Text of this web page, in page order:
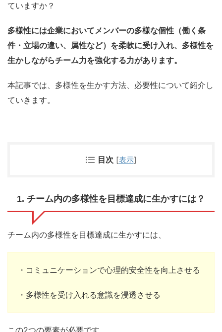
ていますか？
多様性には企業においてメンバーの多様な個性（働く条
件・立場の違い、属性など）を柔軟に受け入れ、多様性を
生かしながらチーム力を強化する力があります。
本記事では、多様性を生かす方法、必要性について紹介し
ていきます。
目次 [表示]
1. チーム内の多様性を目標達成に生かすには？
チーム内の多様性を目標達成に生かすには、
・コミュニケーションで心理的安全性を向上させる
・多様性を受け入れる意識を浸透させる
この2つの要素が必要です。